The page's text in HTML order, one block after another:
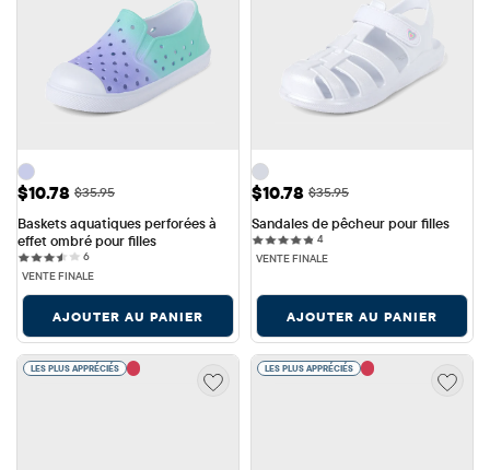
Prix ​​de vente: $10.78
$10.78 Prix ​​d'origine: $35.95
$35.95
Baskets aquatiques perforées à
effet ombré pour filles
66 reviews
VENTE FINALE
AJOUTER AU PANIER
Prix ​​de vente: $10.78
$10.78 Prix ​​d'origine: $35.95
$35.95
Sandales de pêcheur pour filles
44 reviews
VENTE FINALE
AJOUTER AU PANIER
LES PLUS APPRÉCIÉS LES PLUS APPRÉCIÉS